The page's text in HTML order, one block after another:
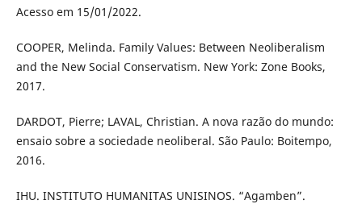
Acesso em 15/01/2022.
COOPER, Melinda. Family Values: Between Neoliberalism
and the New Social Conservatism. New York: Zone Books,
2017.
DARDOT, Pierre; LAVAL, Christian. A nova razão do mundo:
ensaio sobre a sociedade neoliberal. São Paulo: Boitempo,
2016.
IHU. INSTITUTO HUMANITAS UNISINOS. “Agamben”.